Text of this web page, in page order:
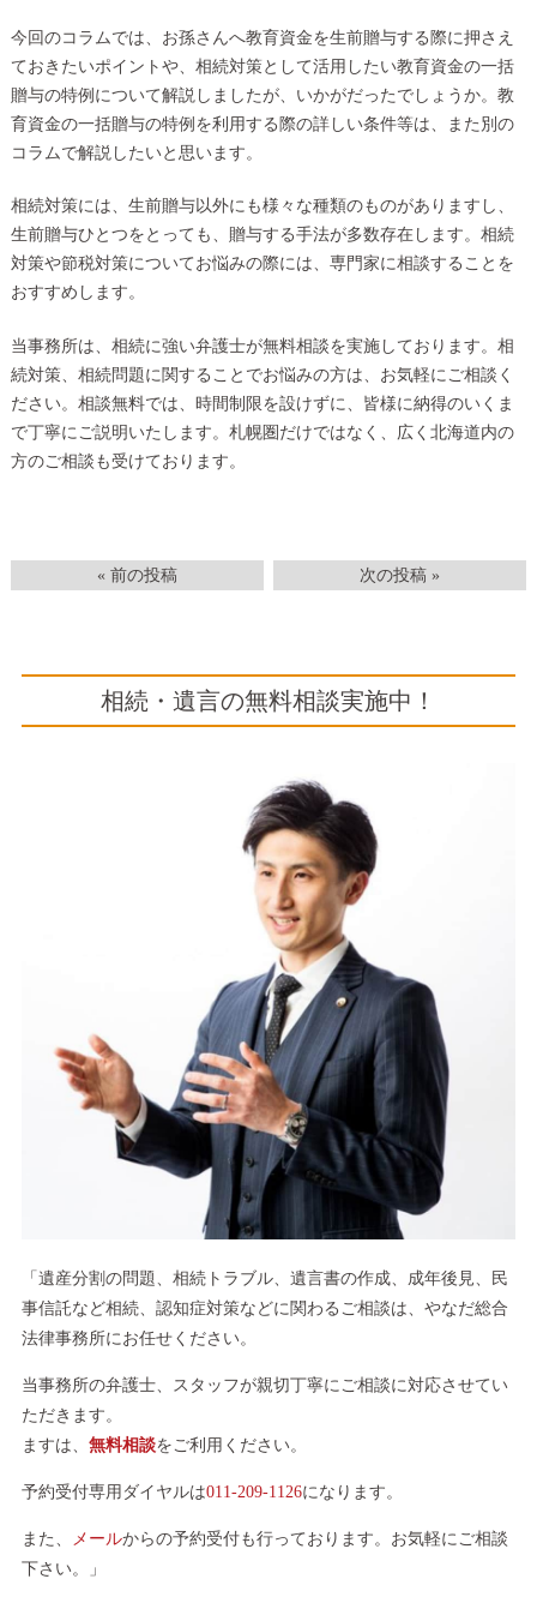
今回のコラムでは、お孫さんへ教育資金を生前贈与する際に押さえ
ておきたいポイントや、相続対策として活用したい教育資金の一括
贈与の特例について解説しましたが、いかがだったでしょうか。教
育資金の一括贈与の特例を利用する際の詳しい条件等は、また別の
コラムで解説したいと思います。
相続対策には、生前贈与以外にも様々な種類のものがありますし、
生前贈与ひとつをとっても、贈与する手法が多数存在します。相続
対策や節税対策についてお悩みの際には、専門家に相談することを
おすすめします。
当事務所は、相続に強い弁護士が無料相談を実施しております。相
続対策、相続問題に関することでお悩みの方は、お気軽にご相談く
ださい。相談無料では、時間制限を設けずに、皆様に納得のいくま
で丁寧にご説明いたします。札幌圏だけではなく、広く北海道内の
方のご相談も受けております。
« 前の投稿 次の投稿 »
相続・遺言の無料相談実施中！
「遺産分割の問題、相続トラブル、遺言書の作成、成年後見、民
事信託など相続、認知症対策などに関わるご相談は、やなだ総合
法律事務所にお任せください。
当事務所の弁護士、スタッフが親切丁寧にご相談に対応させてい
ただきます。
ますは、 無料相談をご利用ください。
予約受付専用ダイヤルは011-209-1126になります。
また、 メールからの予約受付も行っております。お気軽にご相談
下さい。」